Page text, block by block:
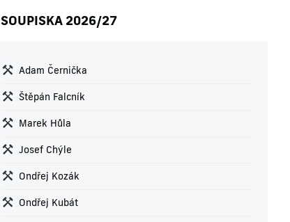
SOUPISKA 2026/27
Adam Černička
Štěpán Falcník
Marek Hůla
Josef Chýle
Ondřej Kozák
Ondřej Kubát